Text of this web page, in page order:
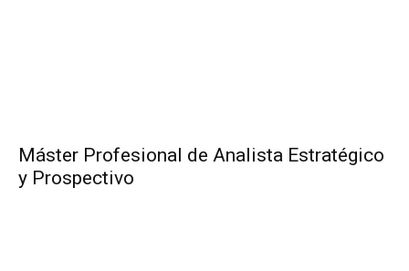
Máster Profesional de Analista Estratégico
y Prospectivo